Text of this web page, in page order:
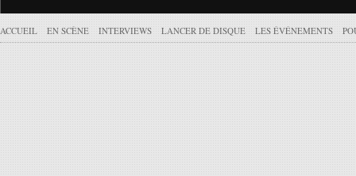
ACCUEIL EN SCÈNE INTERVIEWS LANCER DE DISQUE LES ÉVÉNEMENTS